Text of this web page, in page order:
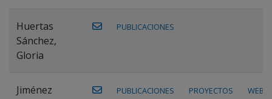
Huertas
Sánchez,
Gloria
PUBLICACIONES
Jiménez
PUBLICACIONES
PROYECTOS
WEB